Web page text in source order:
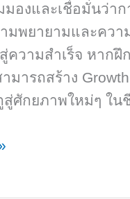
มองและเชื่อมั่นว่าก
มพยายามและควา
วามสำเร็จ หากฝึ
มารถสร้าง
สู่ศักยภาพใหม่ๆ ใน